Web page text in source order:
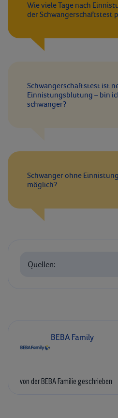
Wie viele Tage nach
der Schwangerschaftstest
Schwangerschaftstest ist
Einnistungsblutung – bin
schwanger?
Schwanger ohne
möglich?
Quellen:
BEBA Family
von der BEBA Familie geschrieben